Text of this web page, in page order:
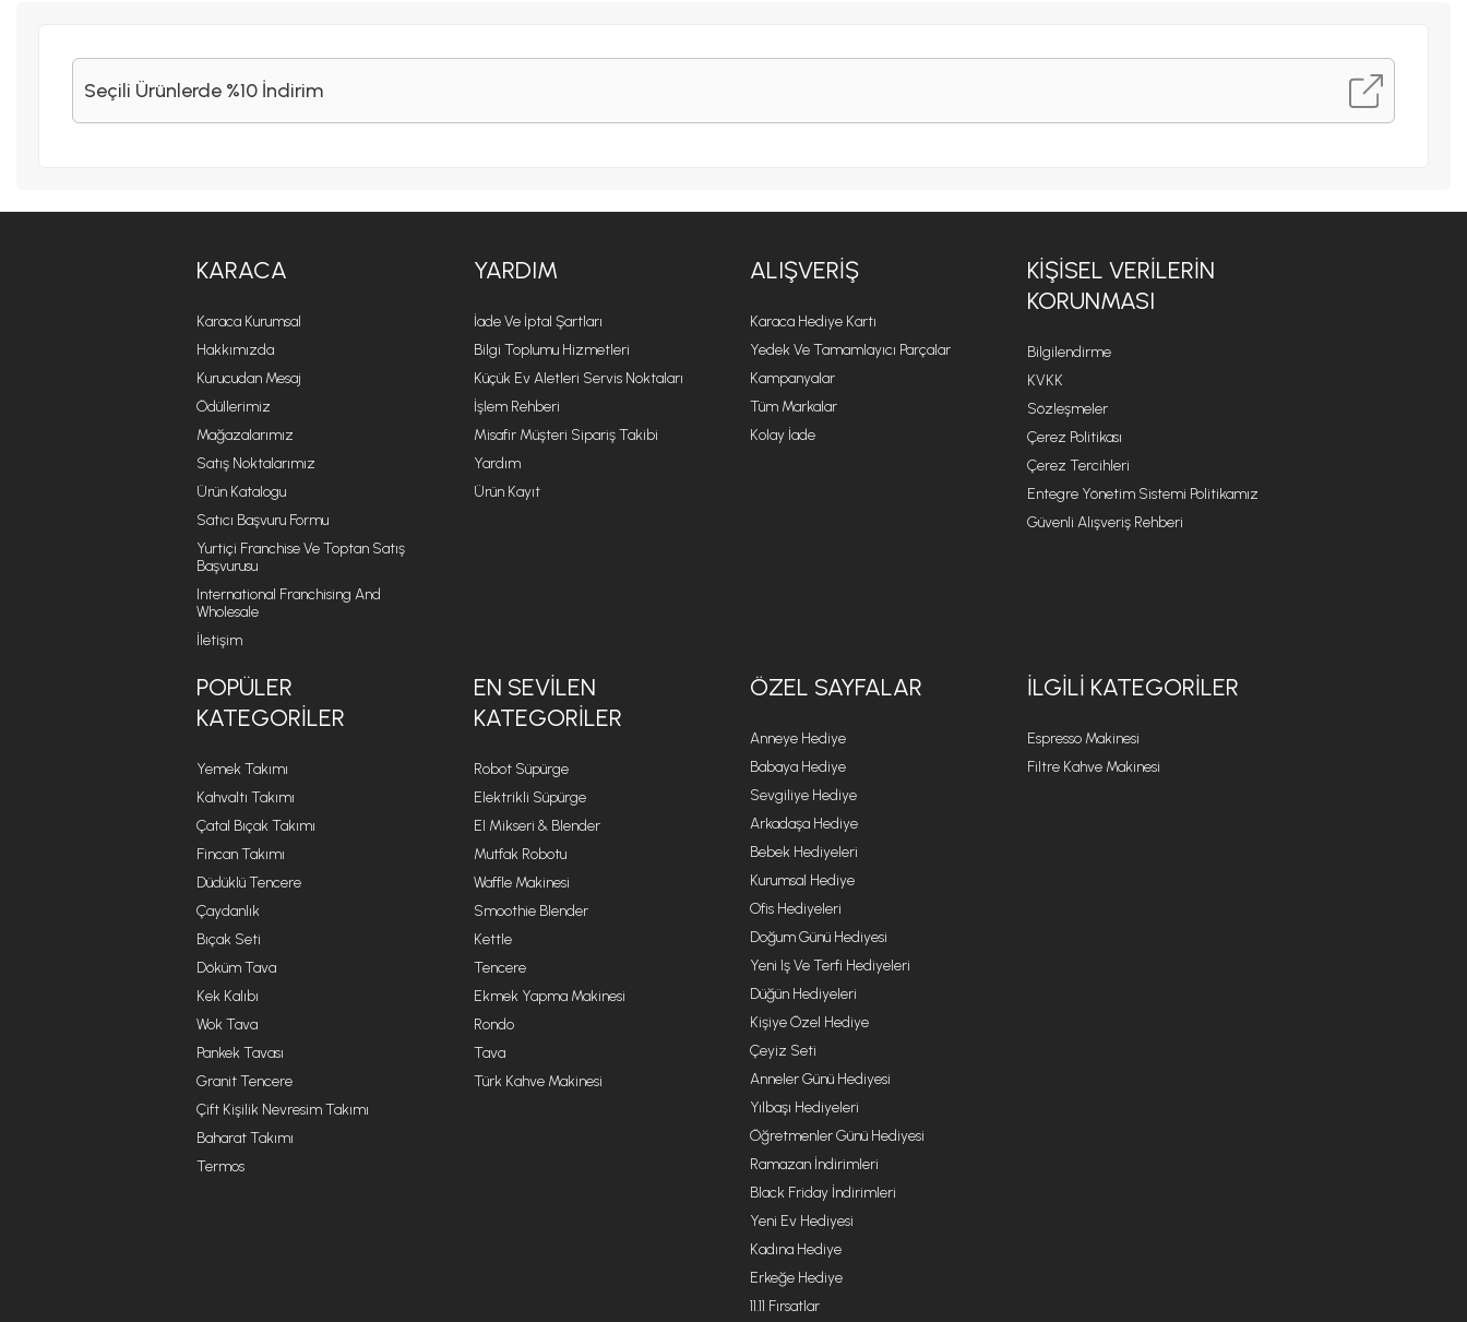
• Otomatik kapanma.
Seçili Ürünlerde %10 İndirim
KARACA
Karaca Kurumsal
Hakkımızda
Kurucudan Mesaj
Ödüllerimiz
Mağazalarımız
Satış Noktalarımız
Ürün Katalogu
Satıcı Başvuru Formu
Yurtiçi Franchise Ve Toptan Satış
Başvurusu
International Franchising And
Wholesale
İletişim
YARDIM
İade Ve İptal Şartları
Bilgi Toplumu Hizmetleri
Küçük Ev Aletleri Servis Noktaları
İşlem Rehberi
Misafir Müşteri Sipariş Takibi
Yardım
Ürün Kayıt
ALIŞVERIŞ
Karaca Hediye Kartı
Yedek Ve Tamamlayıcı Parçalar
Kampanyalar
Tüm Markalar
Kolay İade
KIŞISEL VERILERIN
KORUNMASI
Bilgilendirme
KVKK
Sözleşmeler
Çerez Politikası
Çerez Tercihleri
Entegre Yönetim Sistemi Politikamız
Güvenli Alışveriş Rehberi
POPÜLER
KATEGORILER
Yemek Takımı
Kahvaltı Takımı
Çatal Bıçak Takımı
Fincan Takımı
Düdüklü Tencere
Çaydanlık
Bıçak Seti
Döküm Tava
Kek Kalıbı
Wok Tava
Pankek Tavası
Granit Tencere
Çift Kişilik Nevresim Takımı
Baharat Takımı
Termos
EN SEVILEN
KATEGORILER
Robot Süpürge
Elektrikli Süpürge
El Mikseri & Blender
Mutfak Robotu
Waffle Makinesi
Smoothie Blender
Kettle
Tencere
Ekmek Yapma Makinesi
Rondo
Tava
Türk Kahve Makinesi
ÖZEL SAYFALAR
Anneye Hediye
Babaya Hediye
Sevgiliye Hediye
Arkadaşa Hediye
Bebek Hediyeleri
Kurumsal Hediye
Ofis Hediyeleri
Doğum Günü Hediyesi
Yeni Iş Ve Terfi Hediyeleri
Düğün Hediyeleri
Kişiye Özel Hediye
Çeyiz Seti
Anneler Günü Hediyesi
Yılbaşı Hediyeleri
Öğretmenler Günü Hediyesi
Ramazan İndirimleri
Black Friday İndirimleri
Yeni Ev Hediyesi
Kadına Hediye
Erkeğe Hediye
11.11 Fırsatlar
İLGILI KATEGORILER
Espresso Makinesi
Filtre Kahve Makinesi